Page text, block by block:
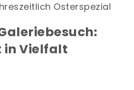
Osterspezial
in Vielfalt